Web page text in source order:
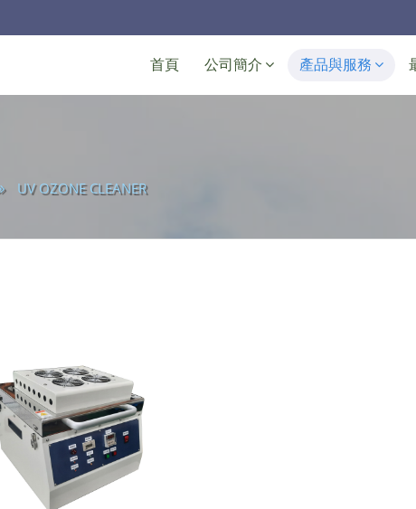
Navigation
首頁 公司簡介 產品與服務
UV OZONE CLEANER